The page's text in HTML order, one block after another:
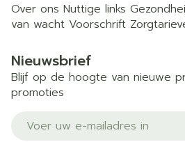
Over ons Nuttige links
van wacht Voorschrift
Nieuwsbrief
Blijf op de hoogte van nieuwe
promoties
E-mail adres